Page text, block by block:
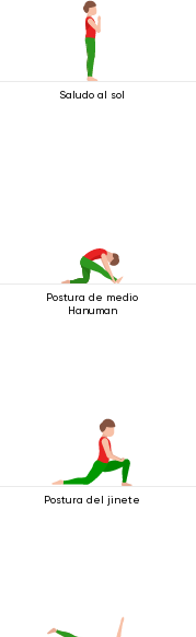
Saludo al sol
Postura de medio
Hanuman
Postura del jinete